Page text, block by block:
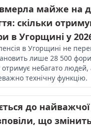
майже на
скільки
в Угорщині у
в Угорщині не
лише 28 500
отримує небагато людей,
технічну функцію.
до
що